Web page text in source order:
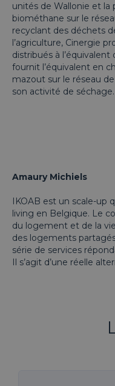
unités de Wallonie et la
biométhane sur le
recyclant des déchets
l’agriculture, Cinergie
distribués à
fournit l’équivalent en
mazout sur le réseau
son activité de séchage.
Amaury Michiels
IKOAB est un scale-up
living en Belgique. Le
du logement et de la
des logements
série de services
Il s’agit d’une réelle